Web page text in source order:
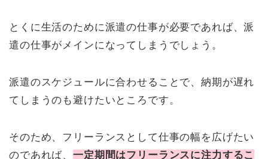
とくに生活のために派遣の仕事が必要であれば、派
遣の仕事がメインになってしまうでしょう。
派遣のスケジュールに合わせることで、納期が遅れ
てしまうのも避けたいところです。
そのため、フリーランスとして仕事の幅を広げたい
のであれば、一定期間はフリーランスに注力するこ